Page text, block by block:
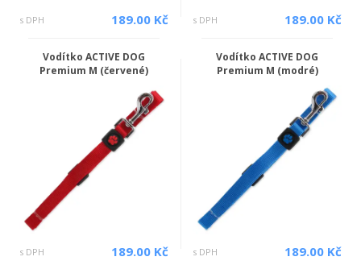
s DPH 189.00 Kč s DPH 189.00 Kč
Vodítko ACTIVE DOG
Premium M (červené)
s DPH 189.00 Kč
Vodítko ACTIVE DOG
Premium M (modré)
s DPH 189.00 Kč